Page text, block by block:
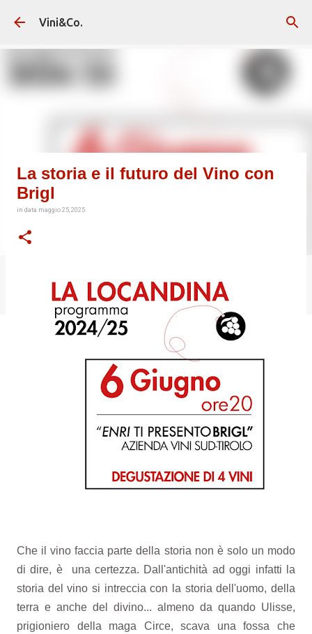
Vini&Co.
La storia e il futuro del Vino con
Brigl
in data maggio 25, 2025
Che il vino faccia parte della storia non è solo un modo
di dire, è una certezza. Dall'antichità ad oggi infatti la
storia del vino si intreccia con la storia dell'uomo, della
terra e anche del divino... almeno da quando Ulisse,
prigioniero della maga Circe, scava una fossa che